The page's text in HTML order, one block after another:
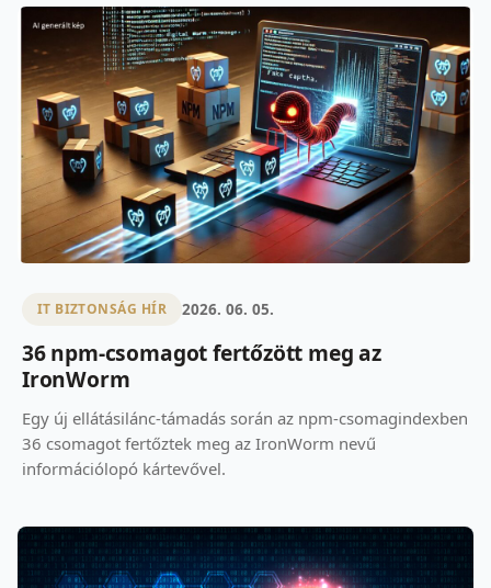
IT BIZTONSÁG HÍR 2026. 06. 05.
36 npm-csomagot fertőzött meg az
IronWorm
Egy új ellátásilánc-támadás során az npm-csomagindexben
36 csomagot fertőztek meg az IronWorm nevű
információlopó kártevővel.